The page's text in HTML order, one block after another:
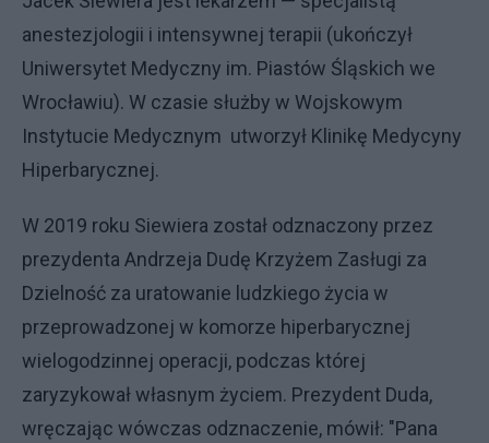
anestezjologii i intensywnej terapii (ukończył
Uniwersytet Medyczny im. Piastów Śląskich we
Wrocławiu). W czasie służby w Wojskowym
Instytucie Medycznym utworzył Klinikę Medycyny
Hiperbarycznej.
W 2019 roku Siewiera został odznaczony przez
prezydenta Andrzeja Dudę Krzyżem Zasługi za
Dzielność za uratowanie ludzkiego życia w
przeprowadzonej w komorze hiperbarycznej
wielogodzinnej operacji, podczas której
zaryzykował własnym życiem. Prezydent Duda,
wręczając wówczas odznaczenie, mówił: "Pana